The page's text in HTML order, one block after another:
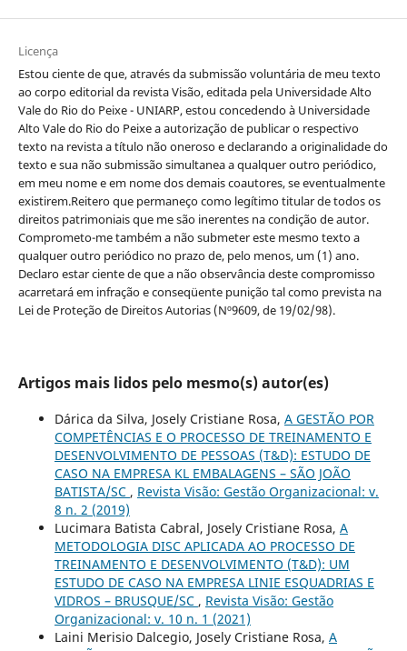
Licença
Estou ciente de que, através da submissão voluntária de meu texto
ao corpo editorial da revista Visão, editada pela Universidade Alto
Vale do Rio do Peixe - UNIARP, estou concedendo à Universidade
Alto Vale do Rio do Peixe a autorização de publicar o respectivo
texto na revista a título não oneroso e declarando a originalidade do
texto e sua não submissão simultanea a qualquer outro periódico,
em meu nome e em nome dos demais coautores, se eventualmente
existirem.Reitero que permaneço como legítimo titular de todos os
direitos patrimoniais que me são inerentes na condição de autor.
Comprometo-me também a não submeter este mesmo texto a
qualquer outro periódico no prazo de, pelo menos, um (1) ano.
Declaro estar ciente de que a não observância deste compromisso
acarretará em infração e conseqüente punição tal como prevista na
Lei de Proteção de Direitos Autorias (Nº9609, de 19/02/98).
Artigos mais lidos pelo mesmo(s) autor(es)
Dárica da Silva, Josely Cristiane Rosa, A GESTÃO POR
COMPETÊNCIAS E O PROCESSO DE TREINAMENTO E
DESENVOLVIMENTO DE PESSOAS (T&D): ESTUDO DE
CASO NA EMPRESA KL EMBALAGENS – SÃO JOÃO
BATISTA/SC , Revista Visão: Gestão Organizacional: v.
8 n. 2 (2019)
Lucimara Batista Cabral, Josely Cristiane Rosa, A
METODOLOGIA DISC APLICADA AO PROCESSO DE
TREINAMENTO E DESENVOLVIMENTO (T&D): UM
ESTUDO DE CASO NA EMPRESA LINIE ESQUADRIAS E
VIDROS – BRUSQUE/SC , Revista Visão: Gestão
Organizacional: v. 10 n. 1 (2021)
Laini Merisio Dalcegio, Josely Cristiane Rosa, A